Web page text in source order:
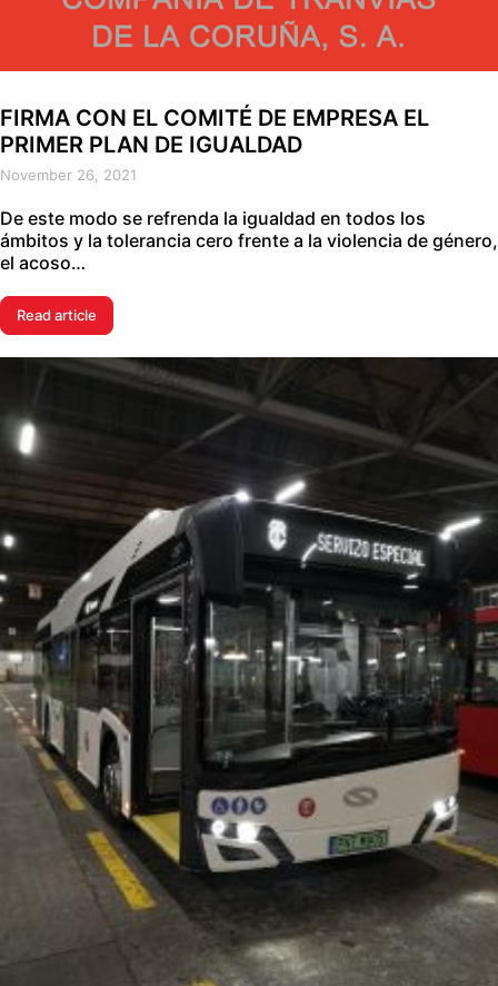
FIRMA CON EL COMITÉ DE EMPRESA EL
PRIMER PLAN DE IGUALDAD
November 26, 2021
De este modo se refrenda la igualdad en todos los
ámbitos y la tolerancia cero frente a la violencia de género,
el acoso…
Read article